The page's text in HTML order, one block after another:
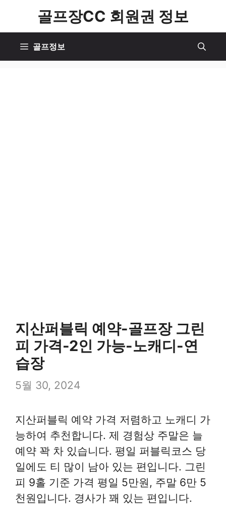
골프장CC 회원권 정보
골프정보
지산퍼블릭 예약-골프장 그린
피 가격-2인 가능-노캐디-연
습장
5월 30, 2024
지산퍼블릭 예약 가격 저렴하고 노캐디 가
능하여 추천합니다. 제 경험상 주말은 늘
예약 꽉 차 있습니다. 평일 퍼블릭코스 당
일에도 티 많이 남아 있는 편입니다. 그린
피 9홀 기준 가격 평일 5만원, 주말 6만 5
천원입니다. 경사가 꽤 있는 편입니다.